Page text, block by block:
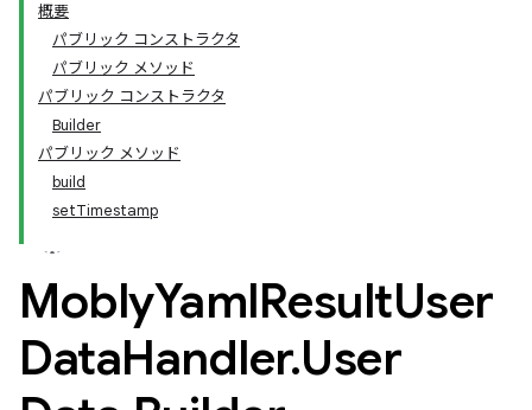
概要
パブリック コンストラクタ
パブリック メソッド
パブリック コンストラクタ
Builder
パブリック メソッド
build
setTimestamp
MoblyYamlResultUser
DataHandler.User